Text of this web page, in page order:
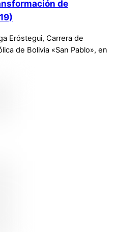
de
Eróstegui, Carrera de
de Bolivia «San Pablo», en